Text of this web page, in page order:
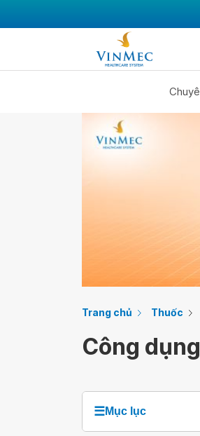
Trang chủ Thuốc
Công
☰Mục lục